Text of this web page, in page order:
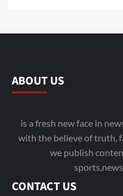
ABOUT US
is a fresh new face in
with the believe of truth,
we publish
CONTACT US